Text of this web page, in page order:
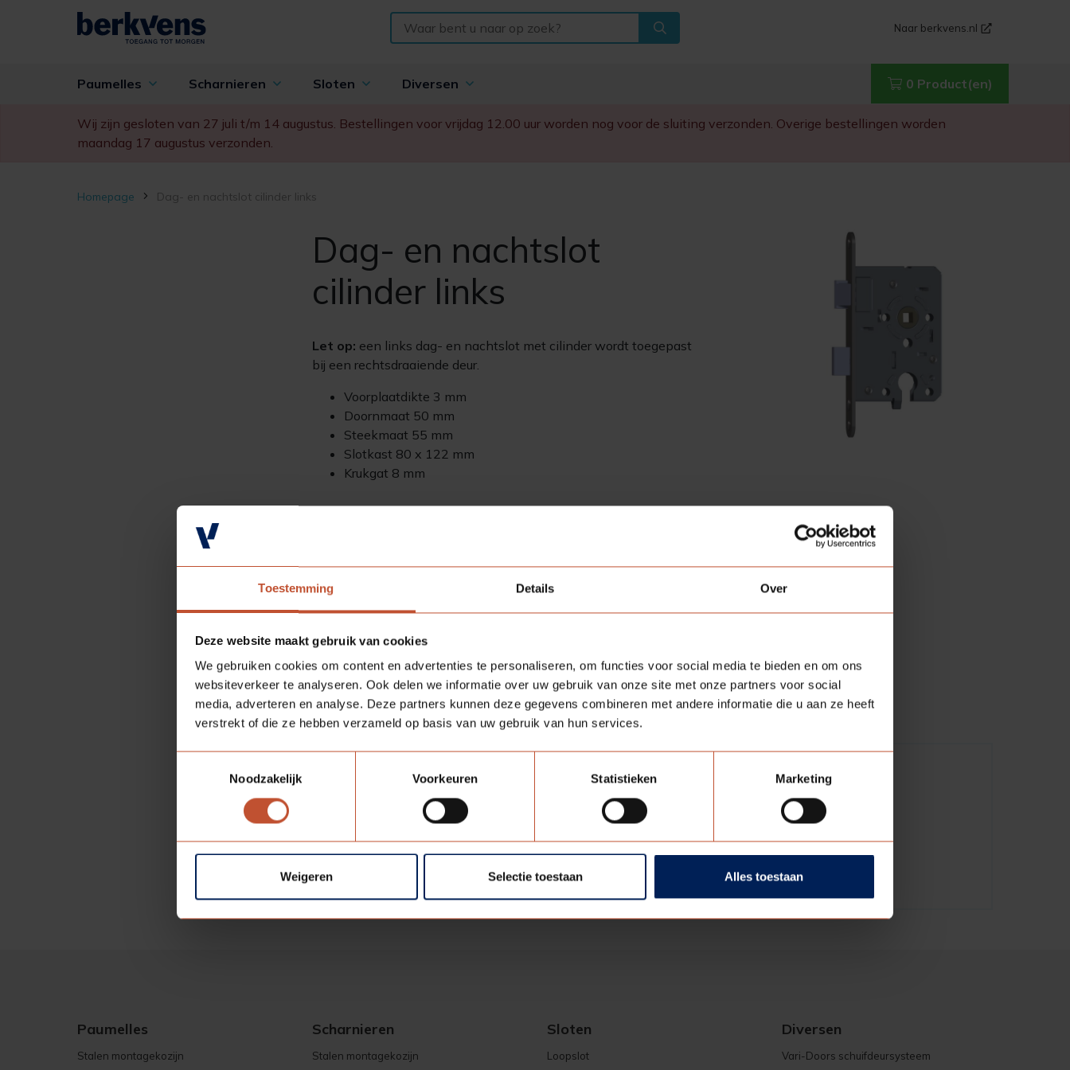
Toestemming Details Over
Deze website maakt gebruik van cookies
We gebruiken cookies om content en advertenties te personaliseren, om functies voor social media te bieden en om ons
websiteverkeer te analyseren. Ook delen we informatie over uw gebruik van onze site met onze partners voor social
media, adverteren en analyse. Deze partners kunnen deze gegevens combineren met andere informatie die u aan ze heeft
verstrekt of die ze hebben verzameld op basis van uw gebruik van hun services.
Noodzakelijk
Voorkeuren Statistieken Marketing
Weigeren Selectie toestaan Alles toestaan
Naar berkvens.nl
Paumelles Scharnieren Sloten Diversen 0 Product(en)
Wij zijn gesloten van 27 juli t/m 14 augustus. Bestellingen voor vrijdag 12.00 uur worden nog voor de sluiting verzonden. Overige bestellingen worden
maandag 17 augustus verzonden.
Homepage Dag- en nachtslot cilinder links
Dag- en nachtslot
cilinder links
Let op: een links dag- en nachtslot met cilinder wordt toegepast
bij een rechtsdraaiende deur.
Voorplaatdikte 3 mm
Doornmaat 50 mm
Steekmaat 55 mm
Slotkast 80 x 122 mm
Krukgat 8 mm
€ 16,55 / stuk
Aantal: Bestellen
Specificaties
Paumelles
Stalen montagekozijn
Scharnieren
Stalen montagekozijn
Sloten
Loopslot
Diversen
Vari-Doors schuifdeursysteem